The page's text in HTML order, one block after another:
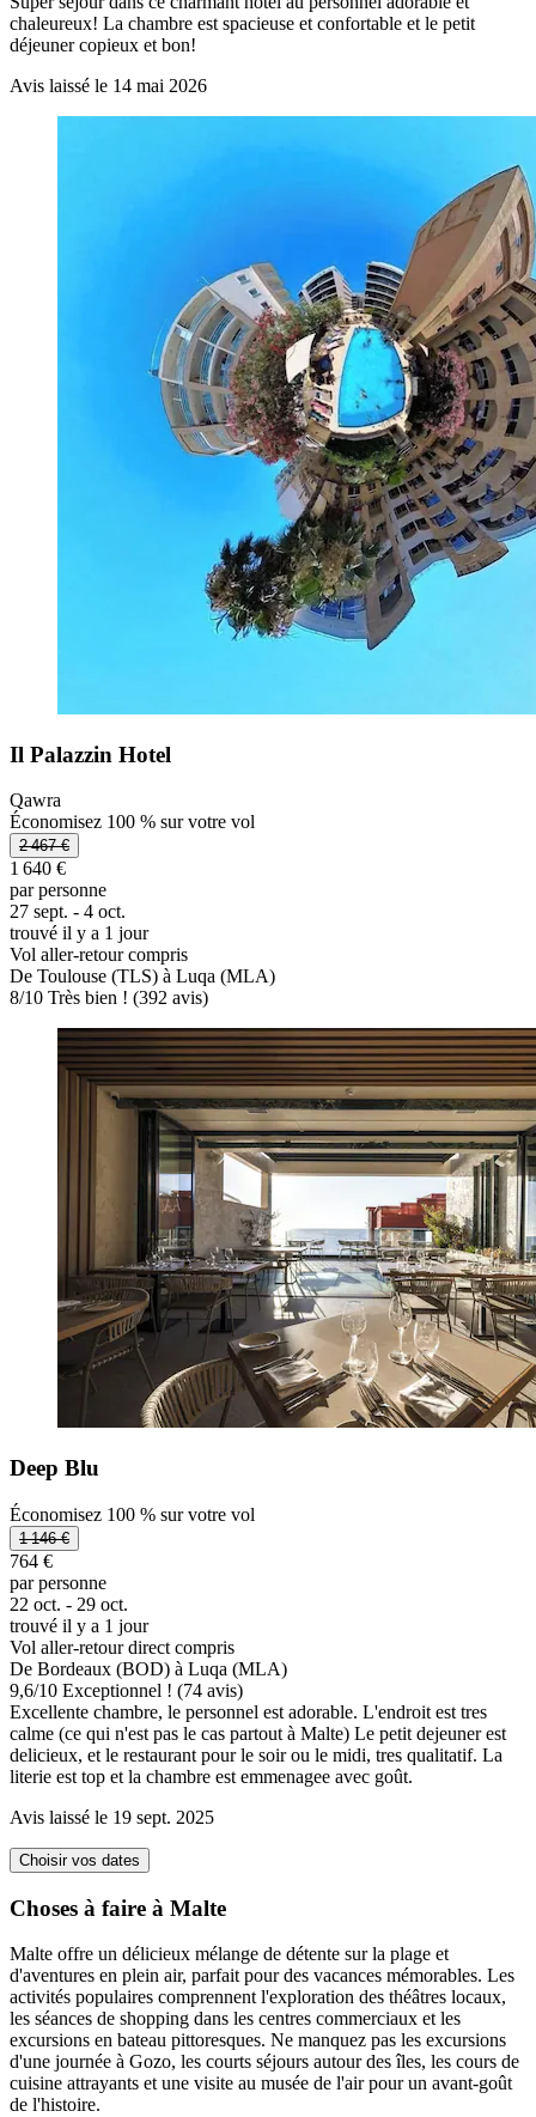
chaleureux! La chambre est spacieuse et confortable et le petit
déjeuner copieux et bon!
Avis laissé le 14 mai 2026
Il Palazzin Hotel
Qawra
Économisez 100 % sur votre vol
2 467 €
1 640 €
par personne
27 sept. - 4 oct.
trouvé il y a 1 jour
Vol aller-retour compris
De Toulouse (TLS) à Luqa (MLA)
8/10 Très bien ! (392 avis)
Deep Blu
Économisez 100 % sur votre vol
1 146 €
764 €
par personne
22 oct. - 29 oct.
trouvé il y a 1 jour
Vol aller-retour direct compris
De Bordeaux (BOD) à Luqa (MLA)
9,6/10 Exceptionnel ! (74 avis)
Excellente chambre, le personnel est adorable. L'endroit est tres
calme (ce qui n'est pas le cas partout à Malte) Le petit dejeuner est
delicieux, et le restaurant pour le soir ou le midi, tres qualitatif. La
literie est top et la chambre est emmenagee avec goût.
Avis laissé le 19 sept. 2025
Choisir vos dates
Choses à faire à Malte
Malte offre un délicieux mélange de détente sur la plage et
d'aventures en plein air, parfait pour des vacances mémorables. Les
activités populaires comprennent l'exploration des théâtres locaux,
les séances de shopping dans les centres commerciaux et les
excursions en bateau pittoresques. Ne manquez pas les excursions
d'une journée à Gozo, les courts séjours autour des îles, les cours de
cuisine attrayants et une visite au musée de l'air pour un avant-goût
de l'histoire.